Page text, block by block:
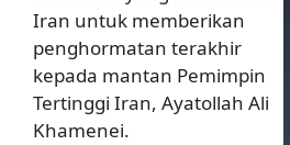
Iran untuk memberikan
penghormatan terakhir
kepada mantan Pemimpin
Tertinggi Iran, Ayatollah Ali
Khamenei.